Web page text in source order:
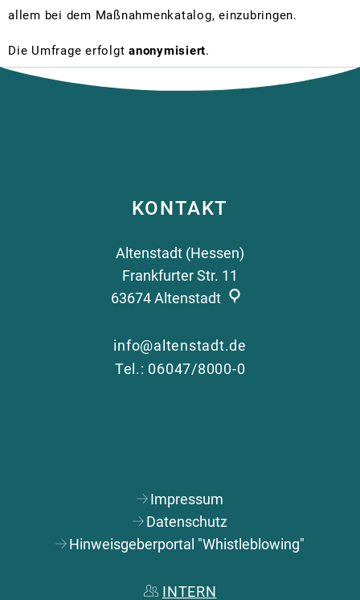
allem bei dem Maßnahmenkatalog, einzubringen.
Die Umfrage erfolgt anonymisiert.
KONTAKT
Altenstadt (Hessen)
Frankfurter Str. 11
63674 Altenstadt
info@altenstadt.de
Tel.: 06047/8000-0
Impressum
Datenschutz
Hinweisgeberportal "Whistleblowing"
INTERN